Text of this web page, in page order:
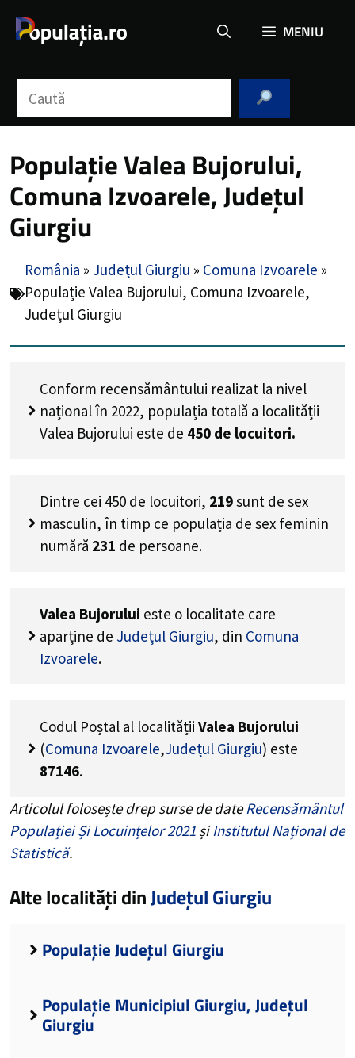
MENIU
Populație Valea Bujorului,
Comuna Izvoarele, Județul
Giurgiu
România » Județul Giurgiu » Comuna Izvoarele »
Populație Valea Bujorului, Comuna Izvoarele,
Județul Giurgiu
Conform recensământului realizat la nivel
național în 2022, populația totală a localității
Valea Bujorului este de 450 de locuitori.
Dintre cei 450 de locuitori, 219sunt de sex
masculin, în timp ce populația de sex feminin
numără 231 de persoane.
Valea Bujorului este o localitate care
aparține de Județul Giurgiu, din Comuna
Izvoarele.
Codul Poștal al localității Valea Bujorului
(Comuna Izvoarele,Județul Giurgiu) este
87146.
Articolul folosește drep surse de dateRecensământul
Populației Și Locuințelor 2021 șiInstitutul Național de
Statistică.
Alte localități dinJudețul Giurgiu
Populație Județul Giurgiu
Populație Municipiul Giurgiu, Județul
Giurgiu